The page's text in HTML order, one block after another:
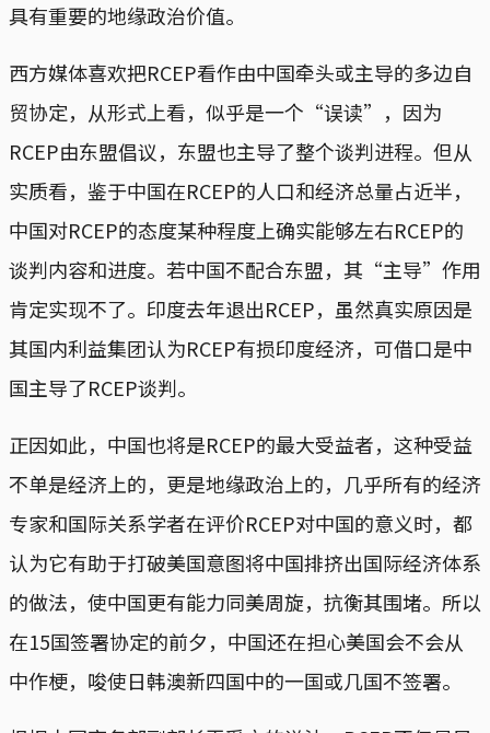
具有重要的地缘政治价值。
西方媒体喜欢把RCEP看作由中国牵头或主导的多边自
贸协定，从形式上看，似乎是一个“误读”，因为
RCEP由东盟倡议，东盟也主导了整个谈判进程。但从
实质看，鉴于中国在RCEP的人口和经济总量占近半，
中国对RCEP的态度某种程度上确实能够左右RCEP的
谈判内容和进度。若中国不配合东盟，其“主导”作用
肯定实现不了。印度去年退出RCEP，虽然真实原因是
其国内利益集团认为RCEP有损印度经济，可借口是中
国主导了RCEP谈判。
正因如此，中国也将是RCEP的最大受益者，这种受益
不单是经济上的，更是地缘政治上的，几乎所有的经济
专家和国际关系学者在评价RCEP对中国的意义时，都
认为它有助于打破美国意图将中国排挤出国际经济体系
的做法，使中国更有能力同美周旋，抗衡其围堵。所以
在15国签署协定的前夕，中国还在担心美国会不会从
中作梗，唆使日韩澳新四国中的一国或几国不签署。